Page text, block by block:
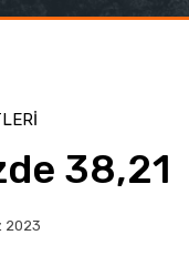
38,21
2023